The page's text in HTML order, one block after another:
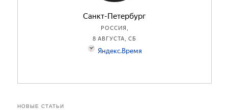
НОВЫЕ СТАТЬИ